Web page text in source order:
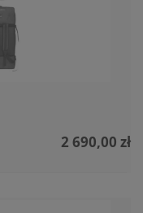
2 690,00 zł